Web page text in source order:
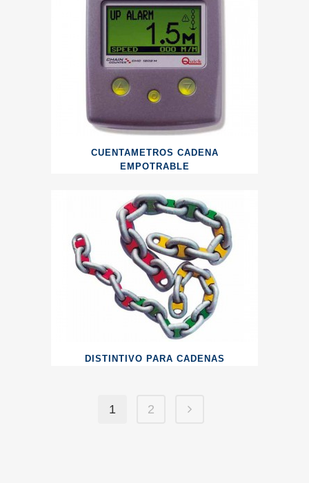
CUENTAMETROS CADENA
EMPOTRABLE
DISTINTIVO PARA CADENAS
1 2